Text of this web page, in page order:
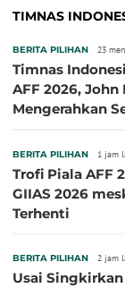
TIMNAS
BERITA PILIHAN 23
Timnas
AFF 2026,
Mengerahkan
BERITA PILIHAN 1 jam
Trofi Piala AFF
GIIAS 2026
Terhenti
BERITA PILIHAN 2 jam
Usai